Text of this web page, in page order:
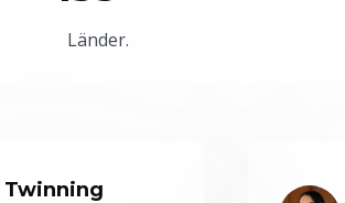
Länder.
Twinning